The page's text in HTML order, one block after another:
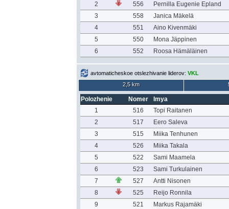
2
556
Pernilla Eugenie Epland
3
558
Janica Mäkelä
4
551
Aino Kivenmäki
5
550
Mona Jäppinen
6
552 Roosa Hämäläinen
avtomaticheskoe otslezhivanie liderov: VKL
2,5 km
Polozhenie Nomer
Imya
1
516
Topi Raitanen
2
517
Eero Saleva
3
515
Miika Tenhunen
4
526
Miika Takala
5
522
Sami Maamela
6
523
Sami Turkulainen
7
527
Antti Nisonen
8
525
Reijo Ronnila
9
521 Markus Rajamäki